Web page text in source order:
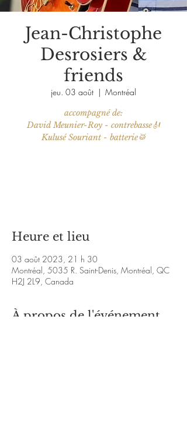
Jean-Christophe
Desrosiers &
friends
jeu. 03 août
  |
Montréal
accompagné de:
David Meunier-Roy - contrebasse🎻
Kulusé Souriant - batterie🥁
Heure et lieu
03 août 2023, 21 h 30
Montréal, 5035 R. Saint-Denis, Montréal, QC
H2J 2L9, Canada
À propos de l'événement